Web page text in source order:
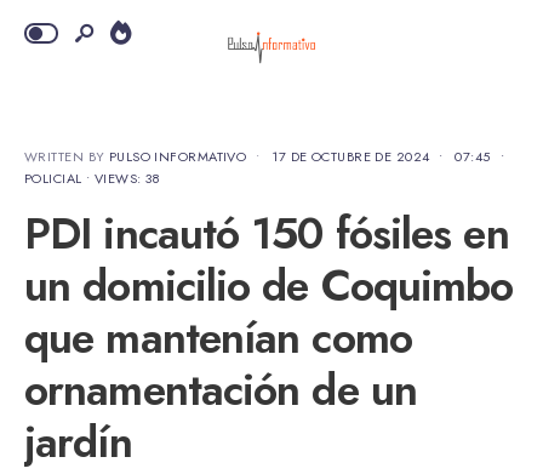
WRITTEN BY PULSO INFORMATIVO • 17 DE OCTUBRE DE 2024 • 07:45
•
POLICIAL • VIEWS: 38
PDI incautó 150 fósiles en
un domicilio de Coquimbo
que mantenían como
ornamentación de un
jardín